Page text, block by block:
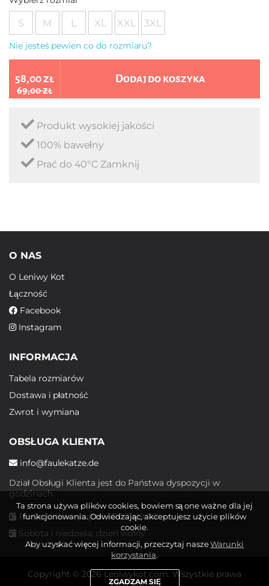
S M L XL XXL 3XL
Nie jesteś pewien co do rozmiaru?
58,00 zł
69,00 zł
Dodaj do koszyka
Produkt wysokiej jakości
100% bawełny
Prać do 40°C Zamknij
O NAS
O Leniwy Kot
Łączność
Facebook
Instagram
INFORMACJA
Tabela rozmiarów
Dostawa i płatność
Zwrot i wymiana
OBSŁUGA KLIENTA
info@faulekatze.de
Dział Obsługi Klienta jest do Państwa dyspozycji w
godzinach:
Poniedziałek - piątek: 10:00 - 19:00
Sobota i niedziela: dzień wolny
Copyright © 2026 Leniwykot.com. Wszystkie prawa
Ta strona używa plików cookies, bowiem są one ważne dla jej
funkcjonowania. Odwiedzając, akceptujesz użycie plików
cookie.
Aby uzyskać więcej informacji, przeczytaj naszeWarunki
korzystania.
ZGADZAM SIĘ